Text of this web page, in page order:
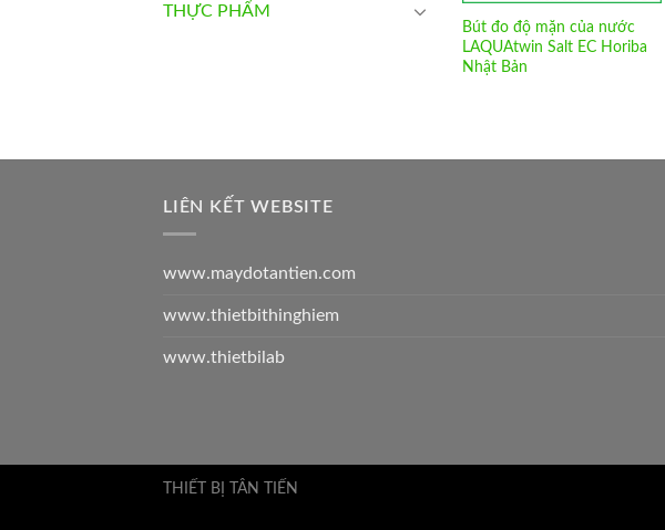
THỰC PHẨM
Bút đo độ mặn của nước
LAQUAtwin Salt EC Horiba
Nhật Bản
LIÊN KẾT WEBSITE
www.maydotantien.com
www.thietbithinghiem
www.thietbilab
THIẾT BỊ TÂN TIẾN